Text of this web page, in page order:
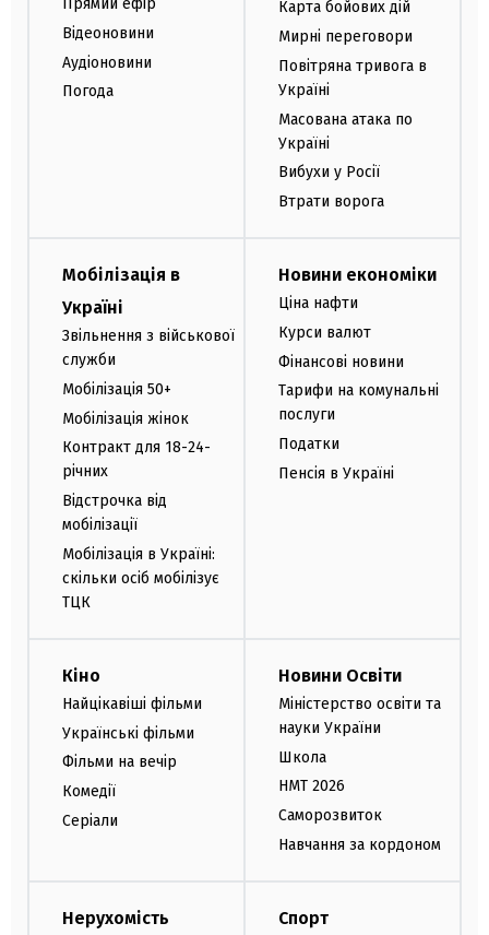
Прямий ефір
Відеоновини
Аудіоновини
Погода
Карта бойових дій
Мирні переговори
Повітряна тривога в
Україні
Масована атака по
Україні
Вибухи у Росії
Втрати ворога
Мобілізація в
Україні
Звільнення з військової
служби
Мобілізація 50+
Мобілізація жінок
Контракт для 18-24-
річних
Відстрочка від
мобілізації
Мобілізація в Україні:
скільки осіб мобілізує
ТЦК
Новини економіки
Ціна нафти
Курси валют
Фінансові новини
Тарифи на комунальні
послуги
Податки
Пенсія в Україні
Кіно
Найцікавіші фільми
Українські фільми
Фільми на вечір
Комедії
Серіали
Новини Освіти
Міністерство освіти та
науки України
Школа
НМТ 2026
Саморозвиток
Навчання за кордоном
Нерухомість Спорт